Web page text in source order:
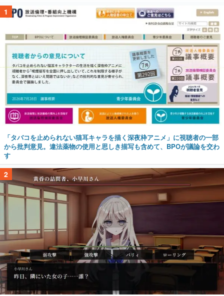
1
「タバコを止められない猫耳キャラを描く深夜枠アニメ」に視聴者の一部
から批判意見。違法薬物の使用と思しき描写も含めて、BPOが議論を交わ
す
2